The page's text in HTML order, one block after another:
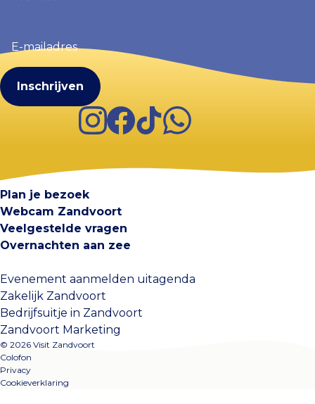
mailadres
(Vereist)
InstagramFacebook
TikTokWhatsApp
Plan je bezoek
Webcam Zandvoort
Veelgestelde vragen
Overnachten aan zee
Evenement aanmelden uitagenda
Zakelijk Zandvoort
Bedrijfsuitje in Zandvoort
Zandvoort Marketing
© 2026 Visit Zandvoort
Colofon
Privacy
Cookieverklaring